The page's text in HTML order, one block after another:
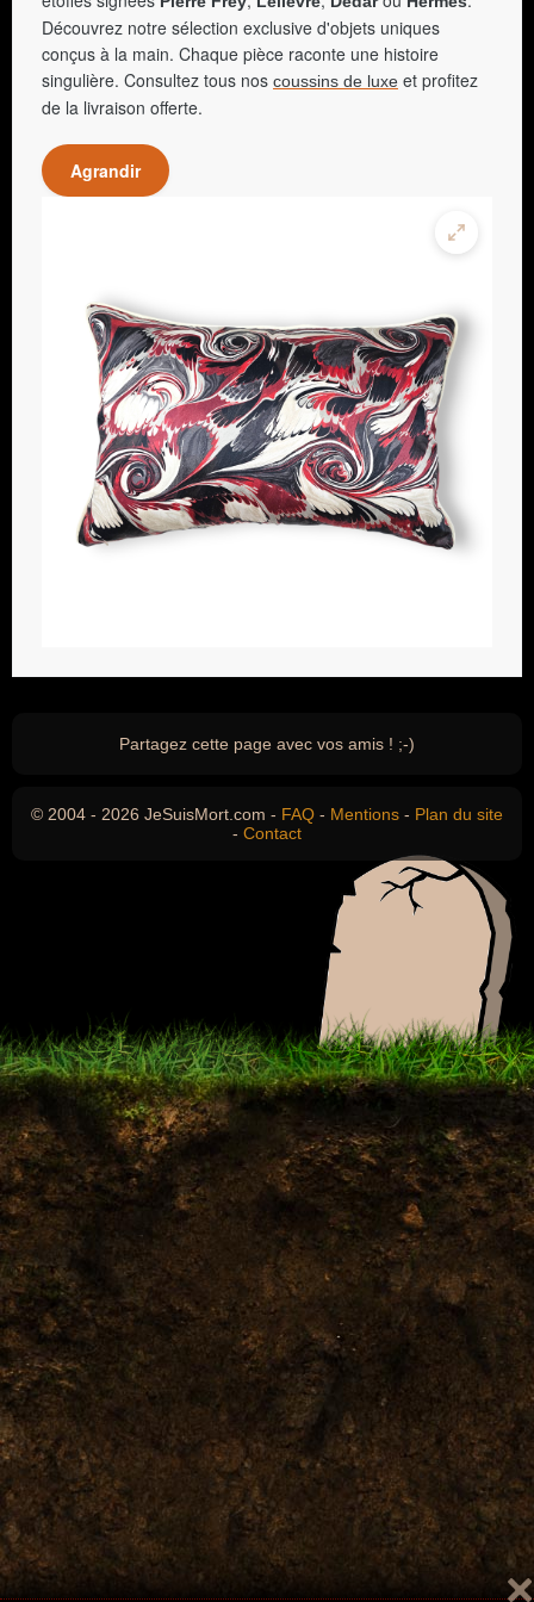
Découvrez notre sélection exclusive d'objets uniques
conçus à la main. Chaque pièce raconte une histoire
singulière. Consultez tous nos coussins de luxe et profitez
de la livraison offerte.
Agrandir
Partagez cette page avec vos amis ! ;-)
© 2004 - 2026 JeSuisMort.com - FAQ - Mentions - Plan du site
- Contact